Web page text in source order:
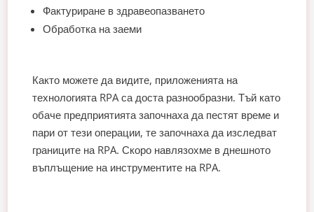
Фактуриране в здравеопазването
Обработка на заеми
Както можете да видите, приложенията на
технологията RPA са доста разнообразни. Тъй като
обаче предприятията започнаха да пестят време и
пари от тези операции, те започнаха да изследват
границите на RPA. Скоро навлязохме в днешното
въплъщение на инструментите на RPA.